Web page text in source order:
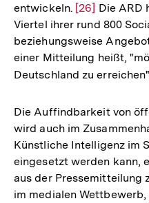
entwickeln. Zur
Auflösung
der
Fußnote
[26] Die ARD
Viertel ihrer rund 800
beziehungsweise
einer Mitteilung heißt,
Deutschland zu
Die Auffindbarkeit von
wird auch im
Künstliche Intelligenz im
eingesetzt werden kann,
aus der Pressemitteilung
im medialen